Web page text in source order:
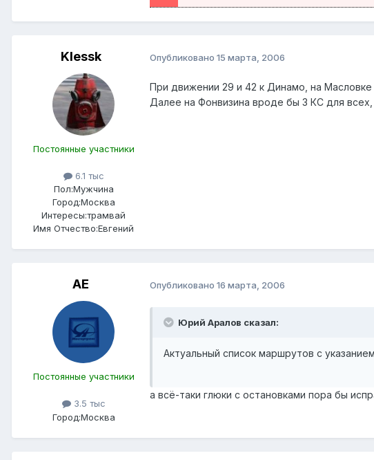
Klessk
Постоянные участники
6.1 тыс
Пол:Мужчина
Город:Москва
Интересы:трамвай
Имя Отчество:Евгений
Опубликовано 15 марта, 2006
При движении 29 и 42 к Динамо, на
Далее на Фонвизина вроде бы 3 КС для
АЕ
Постоянные участники
3.5 тыс
Город:Москва
Опубликовано 16 марта, 2006
Юрий Аралов сказал:
Актуальный список маршрутов с
а всё-таки глюки с остановками пора бы